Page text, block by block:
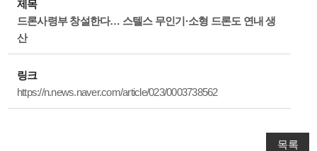
제목
드론사령부 창설한다… 스텔스 무인기·소형 드론도 연내 생
산
링크
https://n.news.naver.com/article/023/0003738562
목록